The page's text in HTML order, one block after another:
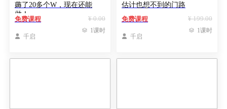
薅了20多个W，现在还能
做！
¥ 0.00
免费课程
 千启
 1课时
估计也想不到的门路
¥ 199.00
免费课程
 千启
 1课时